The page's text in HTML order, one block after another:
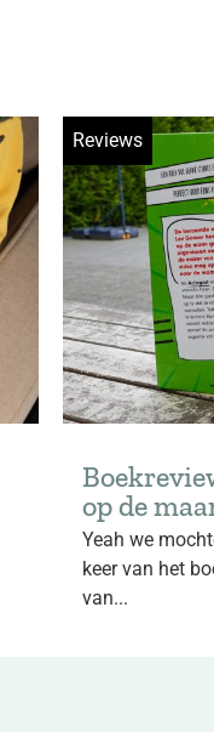
Reviews
op de
Yeah we
keer van het
van...